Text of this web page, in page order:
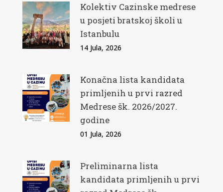
Kolektiv Cazinske medrese
u posjeti bratskoj školi u
Istanbulu
14 Jula, 2026
Konačna lista kandidata
primljenih u prvi razred
Medrese šk. 2026/2027.
godine
01 Jula, 2026
Preliminarna lista
kandidata primljenih u prvi